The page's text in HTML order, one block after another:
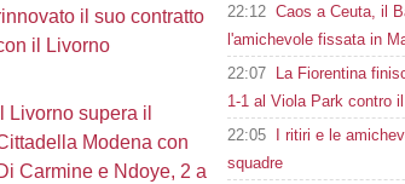
il suo contratto
il Livorno
Il Livorno supera il
Modena con
Carmine e Ndoye, 2 a
22:12 Caos a Ceuta, il
l'amichevole fissata in
22:07
La Fiorentina
1-1 al Viola Park contro
22:05
I ritiri e le
squadre